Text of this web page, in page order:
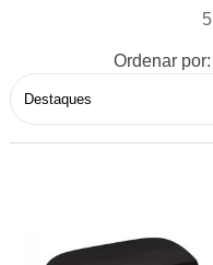
5
Ordenar por: